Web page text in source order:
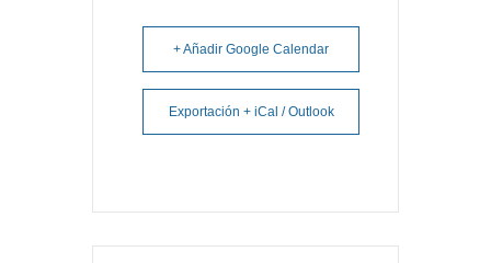
+ Añadir Google Calendar
Exportación + iCal / Outlook